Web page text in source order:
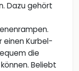
Dazu gehört
einen Kurbel-
die
Beliebt